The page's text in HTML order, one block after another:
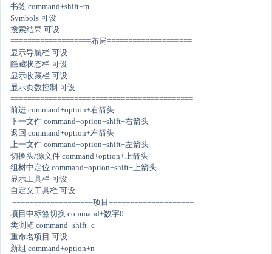
书签 command+shift+m
Symbols 可设
搜索结果 可设
===================布局====================
显示导航栏 可设
隐藏状态栏 可设
显示收藏栏 可设
显示页数控制 可设
===========================================
前进 command+option+右箭头
下一文件 command+option+shift+右箭头
返回 command+option+左箭头
上一文件 command+option+shift+左箭头
切换头/源文件 command+option+上箭头
组树中定位 command+option+shift+上箭头
显示工具栏 可设
自定义工具栏 可设
===================项目====================
项目中标签切换 command+数字0
类浏览 command+shift+c
重命名项目 可设
新组 command+option+n